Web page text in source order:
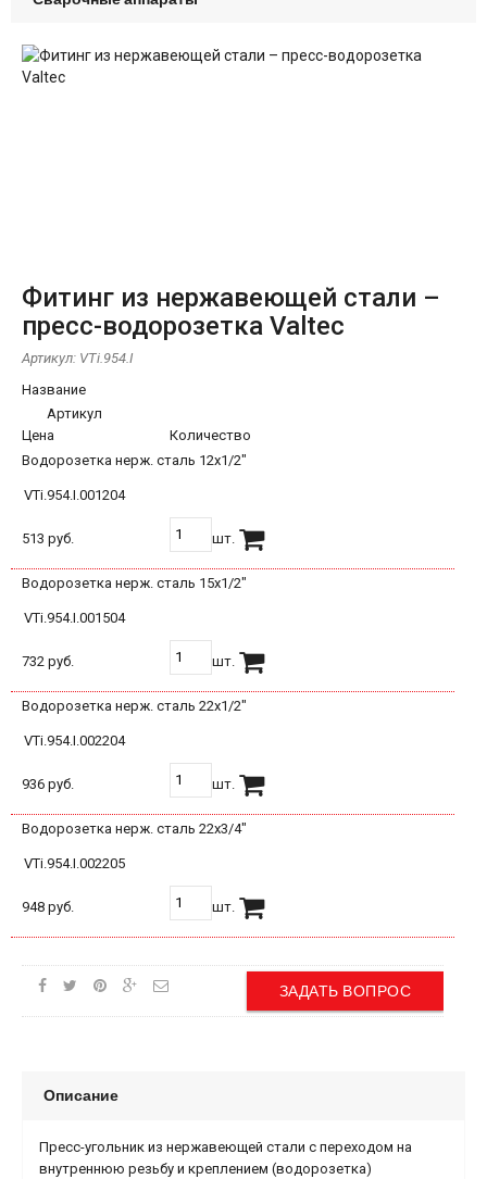
Фитинг из нержавеющей стали –
пресс-водорозетка Valtec
Артикул: VTi.954.I
Название
Артикул
Цена
Количество
Водорозетка нерж. сталь 12х1/2"
VTi.954.I.001204
513 руб. шт.
Водорозетка нерж. сталь 15х1/2"
VTi.954.I.001504
732 руб. шт.
Водорозетка нерж. сталь 22х1/2"
VTi.954.I.002204
936 руб. шт.
Водорозетка нерж. сталь 22х3/4"
VTi.954.I.002205
948 руб. шт.
ЗАДАТЬ ВОПРОС
Описание
Пресс-угольник из нержавеющей стали с переходом на
внутреннюю резьбу и креплением (водорозетка)